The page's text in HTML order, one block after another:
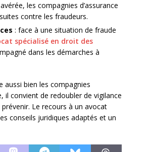
les compagnies d’assurance
contre les fraudeurs.
: face à une situation de fraude
spécialisé en droit des
dans les démarches à
aussi bien les compagnies
il convient de redoubler de vigilance
Le recours à un avocat
conseils juridiques adaptés et un